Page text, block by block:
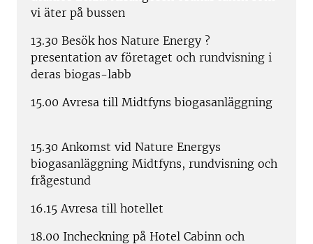
vi äter på bussen
13.30 Besök hos Nature Energy ?
presentation av företaget och rundvisning i
deras biogas-labb
15.00 Avresa till Midtfyns biogasanläggning
15.30 Ankomst vid Nature Energys
biogasanläggning Midtfyns, rundvisning och
frågestund
16.15 Avresa till hotellet
18.00 Incheckning på Hotel Cabinn och